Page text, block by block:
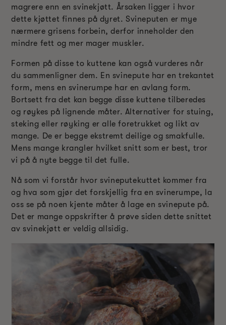
magrere enn en svinekjøtt. Årsaken ligger i hvor
dette kjøttet finnes på dyret. Svineputen er mye
nærmere grisens forbein, derfor inneholder den
mindre fett og mer mager muskler.
Formen på disse to kuttene kan også vurderes når
du sammenligner dem. En svinepute har en trekantet
form, mens en svinerumpe har en avlang form.
Bortsett fra det kan begge disse kuttene tilberedes
og røykes på lignende måter. Alternativer for stuing,
steking eller røyking er alle foretrukket og likt av
mange. De er begge ekstremt deilige og smakfulle.
Mens mange krangler hvilket snitt som er best, tror
vi på å nyte begge til det fulle.
Nå som vi forstår hvor svineputekuttet kommer fra
og hva som gjør det forskjellig fra en svinerumpe, la
oss se på noen kjente måter å lage en svinepute på.
Det er mange oppskrifter å prøve siden dette snittet
av svinekjøtt er veldig allsidig.